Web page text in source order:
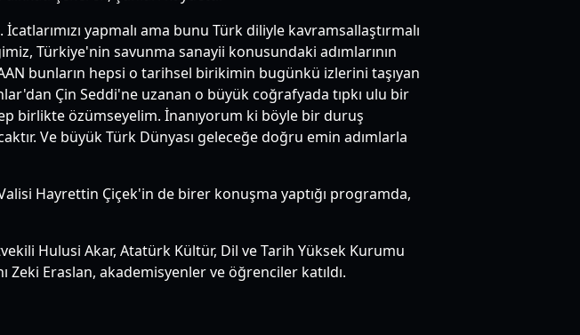
yapmalı ama bunu Türk diliyle kavramsallaştırmalı
Türkiye'nin savunma sanayii konusundaki adımlarının
bunların hepsi o tarihsel birikimin bugünkü izlerini taşıyan
Çin Seddi'ne uzanan o büyük coğrafyada tıpkı ulu bir
birlikte özümseyelim. İnanıyorum ki böyle bir duruş
Ve büyük Türk Dünyası geleceğe doğru emin adımlarla
Hayrettin Çiçek'in de birer konuşma yaptığı programda,
Hulusi Akar, Atatürk Kültür, Dil ve Tarih Yüksek Kurumu
Eraslan, akademisyenler ve öğrenciler katıldı.